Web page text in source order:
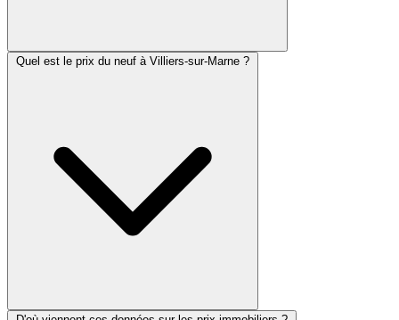
Quel est le prix du neuf à Villiers-sur-Marne ?